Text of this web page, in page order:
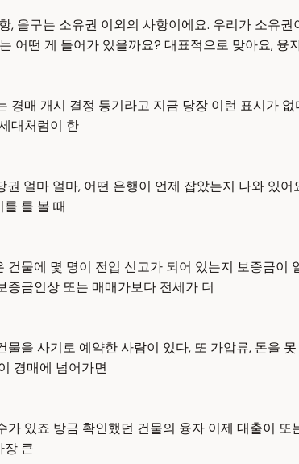
을구는 소유권 이외의 사항이에요. 우리가 소유
어떤 게 들어가 있을까요? 대표적으로 맞아요, 융
매 개시 결정 등기라고 지금 당장 이런 표시가
대처럼이 한
얼마 얼마, 어떤 은행이 언제 잡았는지 나와 있
를 볼 때
물에 몇 명이 전입 신고가 되어 있는지 보증금이
금인상 또는 매매가보다 전세가 더
을 사기로 예약한 사람이 있다, 또 가압류, 돈을
경매에 넘어가면
있죠 방금 확인했던 건물의 융자 이제 대출이
장 큰